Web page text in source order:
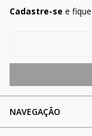
Cadastre-se e
NAVEGAÇÃO